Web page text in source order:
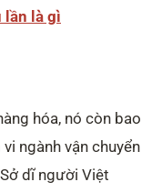
lần là gì
hóa, nó còn bao
ngành vận chuyển
dĩ người Việt